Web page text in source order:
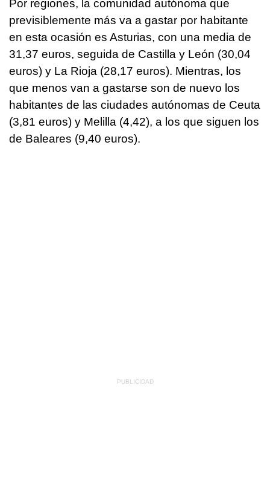
Por regiones, la comunidad autónoma que
previsiblemente más va a gastar por habitante
en esta ocasión es Asturias, con una media de
31,37 euros, seguida de Castilla y León (30,04
euros) y La Rioja (28,17 euros). Mientras, los
que menos van a gastarse son de nuevo los
habitantes de las ciudades autónomas de Ceuta
(3,81 euros) y Melilla (4,42), a los que siguen los
de Baleares (9,40 euros).